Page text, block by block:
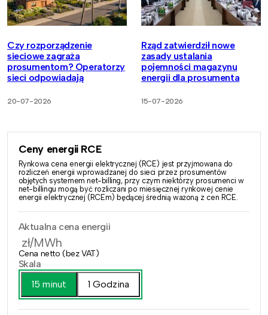
Czy rozporządzenie
sieciowe zagraża
prosumentom? Operatorzy
sieci odpowiadają
20-07-2026
Rząd zatwierdził nowe
zasady ustalania
pojemności magazynu
energii dla prosumenta
15-07-2026
Ceny energii RCE
Rynkowa cena energii elektrycznej (RCE) jest przyjmowana do
rozliczeń energii wprowadzanej do sieci przez prosumentów
objętych systemem net-billing, przy czym niektórzy prosumenci w
net-billingu mogą być rozliczani po miesięcznej rynkowej cenie
energii elektrycznej (RCEm) będącej średnią ważoną z cen RCE.
Aktualna cena energii
zł/MWh
Cena netto (bez VAT)
Skala
15 minut
1 Godzina